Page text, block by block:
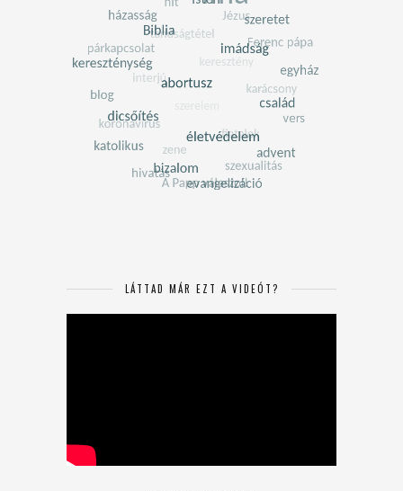
LÁTTAD MÁR EZT A VIDEÓT?